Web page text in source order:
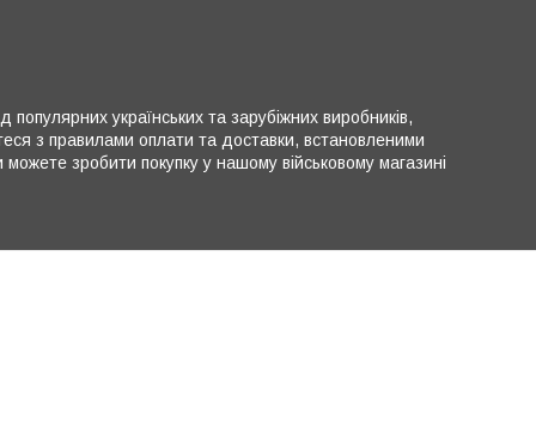
українських та зарубіжних виробників,
з правилами оплати та доставки, встановленими
зробити покупку у нашому військовому магазині